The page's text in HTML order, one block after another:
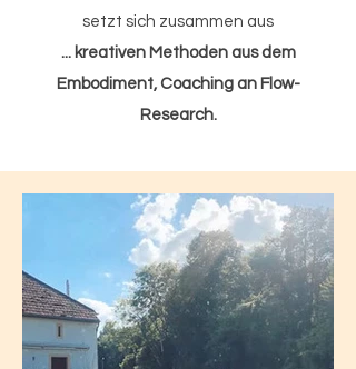
setzt sich zusammen aus
... kreativen Methoden aus dem
Embodiment, Coaching an Flow-
Research.